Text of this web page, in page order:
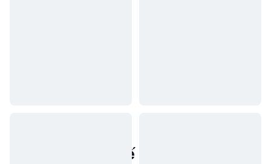
Tài sản trong thế giới thực phổ